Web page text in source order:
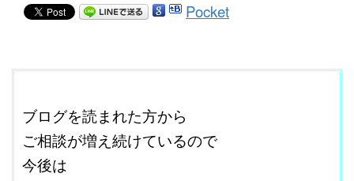
Pocket
ブログを読まれた方から
ご相談が増え続けているので
今後は